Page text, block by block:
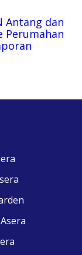
Antang dan
Perumahan